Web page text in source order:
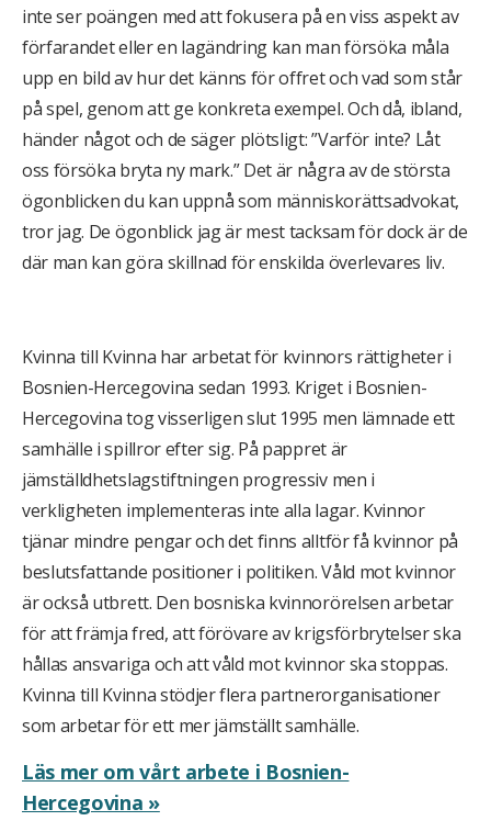
inte ser poängen med att fokusera på en viss aspekt av
förfarandet eller en lagändring kan man försöka måla
upp en bild av hur det känns för offret och vad som står
på spel, genom att ge konkreta exempel. Och då, ibland,
händer något och de säger plötsligt: ”Varför inte? Låt
oss försöka bryta ny mark.” Det är några av de största
ögonblicken du kan uppnå som människorättsadvokat,
tror jag. De ögonblick jag är mest tacksam för dock är de
där man kan göra skillnad för enskilda överlevares liv.
Kvinna till Kvinna har arbetat för kvinnors rättigheter i
Bosnien-Hercegovina sedan 1993. Kriget i Bosnien-
Hercegovina tog visserligen slut 1995 men lämnade ett
samhälle i spillror efter sig. På pappret är
jämställdhetslagstiftningen progressiv men i
verkligheten implementeras inte alla lagar. Kvinnor
tjänar mindre pengar och det finns alltför få kvinnor på
beslutsfattande positioner i politiken. Våld mot kvinnor
är också utbrett. Den bosniska kvinnorörelsen arbetar
för att främja fred, att förövare av krigsförbrytelser ska
hållas ansvariga och att våld mot kvinnor ska stoppas.
Kvinna till Kvinna stödjer flera partnerorganisationer
som arbetar för ett mer jämställt samhälle.
Läs mer om vårt arbete i Bosnien-
Hercegovina »